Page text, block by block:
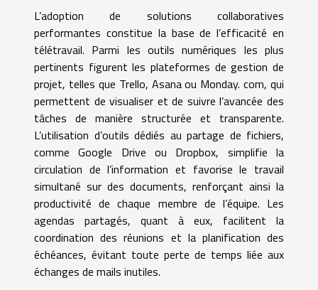
L’adoption de solutions collaboratives
performantes constitue la base de l’efficacité en
télétravail. Parmi les outils numériques les plus
pertinents figurent les plateformes de gestion de
projet, telles que Trello, Asana ou Monday. com, qui
permettent de visualiser et de suivre l’avancée des
tâches de manière structurée et transparente.
L’utilisation d’outils dédiés au partage de fichiers,
comme Google Drive ou Dropbox, simplifie la
circulation de l’information et favorise le travail
simultané sur des documents, renforçant ainsi la
productivité de chaque membre de l’équipe. Les
agendas partagés, quant à eux, facilitent la
coordination des réunions et la planification des
échéances, évitant toute perte de temps liée aux
échanges de mails inutiles.